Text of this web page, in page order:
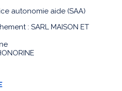
autonomie aide (SAA)
: SARL MAISON ET